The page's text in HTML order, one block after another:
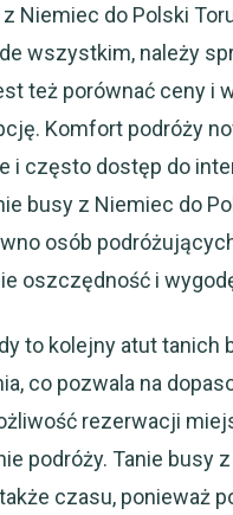
Niemiec do Polski
wszystkim, należy
też porównać ceny i
Komfort podróży
często dostęp do
busy z Niemiec do
osób
oszczędność i
to kolejny atut
co pozwala na
rezerwacji
podróży. Tanie busy
czasu, ponieważ